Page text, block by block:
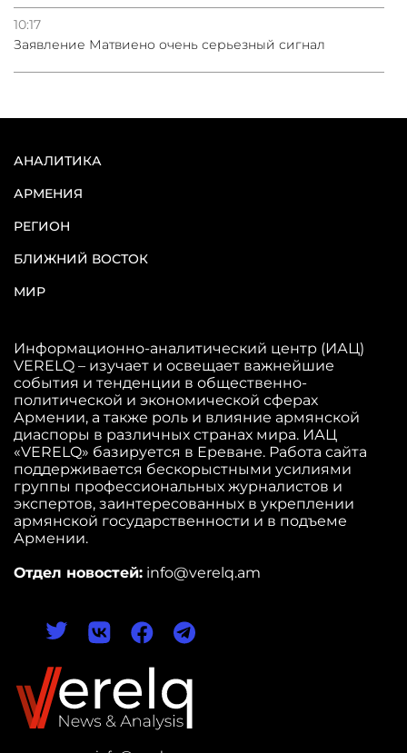
10:17
Заявление Матвиено очень серьезный сигнал
АНАЛИТИКА
АРМЕНИЯ
РЕГИОН
БЛИЖНИЙ ВОСТОК
МИР
Информационно-аналитический центр (ИАЦ)
VERELQ – изучает и освещает важнейшие
события и тенденции в общественно-
политической и экономической сферах
Армении, а также роль и влияние армянской
диаспоры в различных странах мира. ИАЦ
«VERELQ» базируется в Ереване. Работа сайта
поддерживается бескорыстными усилиями
группы профессиональных журналистов и
экспертов, заинтересованных в укреплении
армянской государственности и в подъеме
Армении.
Отдел новостей: info@verelq.am